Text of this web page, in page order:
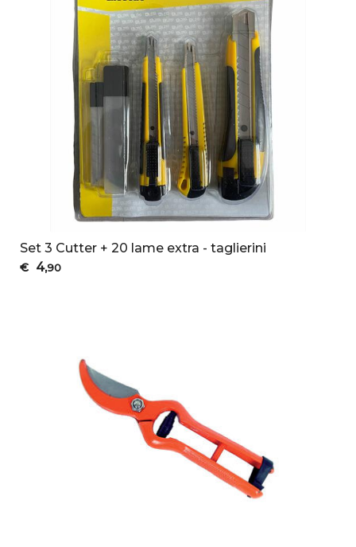
Set 3 Cutter + 20 lame extra - taglierini
€ 4,90